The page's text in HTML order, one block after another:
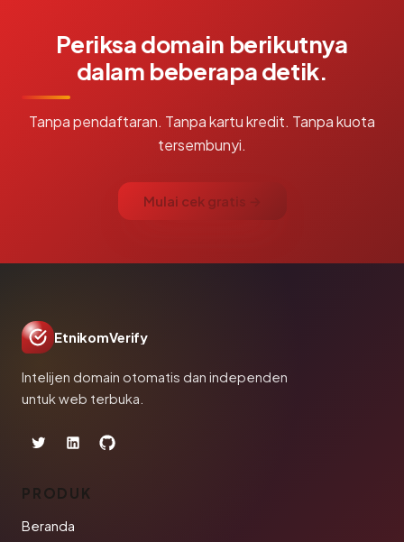
Periksa domain berikutnya
dalam beberapa detik.
Tanpa pendaftaran. Tanpa kartu kredit. Tanpa kuota
tersembunyi.
Mulai cek gratis →
EtnikomVerify
Intelijen domain otomatis dan independen
untuk web terbuka.
PRODUK
Beranda